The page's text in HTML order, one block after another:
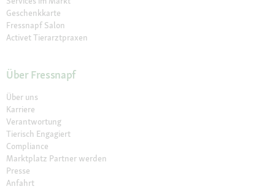
Geschenkkarte
Fressnapf Salon
Activet Tierarztpraxen
Über Fressnapf
Über uns
Karriere
Verantwortung
Tierisch Engagiert
Compliance
Marktplatz Partner werden
Presse
Anfahrt